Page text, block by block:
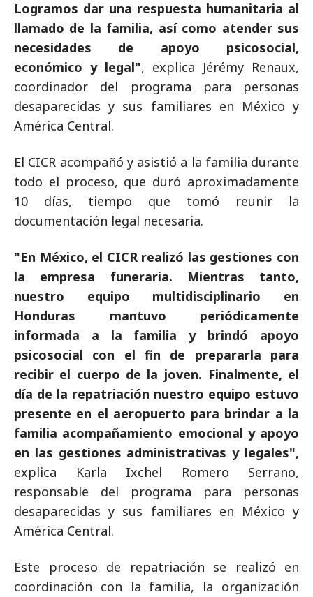
Logramos dar una respuesta humanitaria al
llamado de la familia, así como atender sus
necesidades de apoyo psicosocial,
económico y legal", explica Jérémy Renaux,
coordinador del programa para personas
desaparecidas y sus familiares en México y
América Central.
El CICR acompañó y asistió a la familia durante
todo el proceso, que duró aproximadamente
10 días, tiempo que tomó reunir la
documentación legal necesaria.
"En México, el CICR realizó las gestiones con
la empresa funeraria. Mientras tanto,
nuestro equipo multidisciplinario en
Honduras mantuvo periódicamente
informada a la familia y brindó apoyo
psicosocial con el fin de prepararla para
recibir el cuerpo de la joven. Finalmente, el
día de la repatriación nuestro equipo estuvo
presente en el aeropuerto para brindar a la
familia acompañamiento emocional y apoyo
en las gestiones administrativas y legales",
explica Karla Ixchel Romero Serrano,
responsable del programa para personas
desaparecidas y sus familiares en México y
América Central.
Este proceso de repatriación se realizó en
coordinación con la familia, la organización